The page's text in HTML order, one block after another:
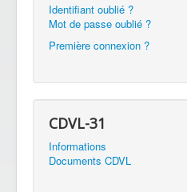
Identifiant oublié ?
Mot de passe oublié ?
Première connexion ?
CDVL-31
Informations
Documents CDVL